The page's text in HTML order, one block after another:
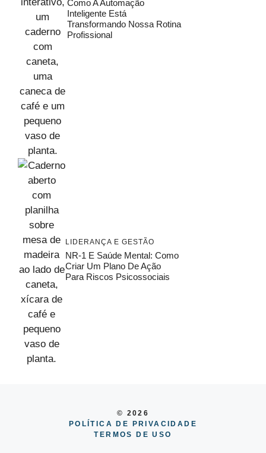
Como A Automação
Inteligente Está
Transformando Nossa Rotina
Profissional
LIDERANÇA E GESTÃO
NR-1 E Saúde Mental: Como
Criar Um Plano De Ação
Para Riscos Psicossociais
© 2026
POLÍTICA DE PRIVACIDADE
TERMOS DE USO